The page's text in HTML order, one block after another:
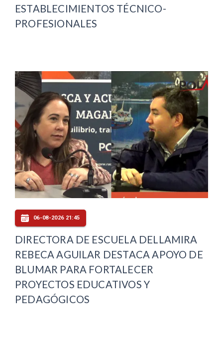
ESTABLECIMIENTOS TÉCNICO-
PROFESIONALES
06-08-2026 21:45
DIRECTORA DE ESCUELA DELLAMIRA
REBECA AGUILAR DESTACA APOYO DE
BLUMAR PARA FORTALECER
PROYECTOS EDUCATIVOS Y
PEDAGÓGICOS